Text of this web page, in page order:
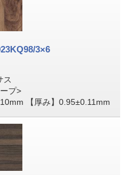
3×6
ス
プ>
【厚み】0.95±0.11mm